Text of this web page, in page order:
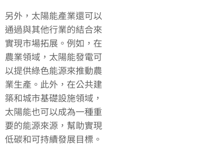
另外，太陽能產業還可以
通過與其他行業的結合來
實現市場拓展。例如，在
農業領域，太陽能發電可
以提供綠色能源來推動農
業生產。此外，在公共建
築和城市基礎設施領域，
太陽能也可以成為一種重
要的能源來源，幫助實現
低碳和可持續發展目標。